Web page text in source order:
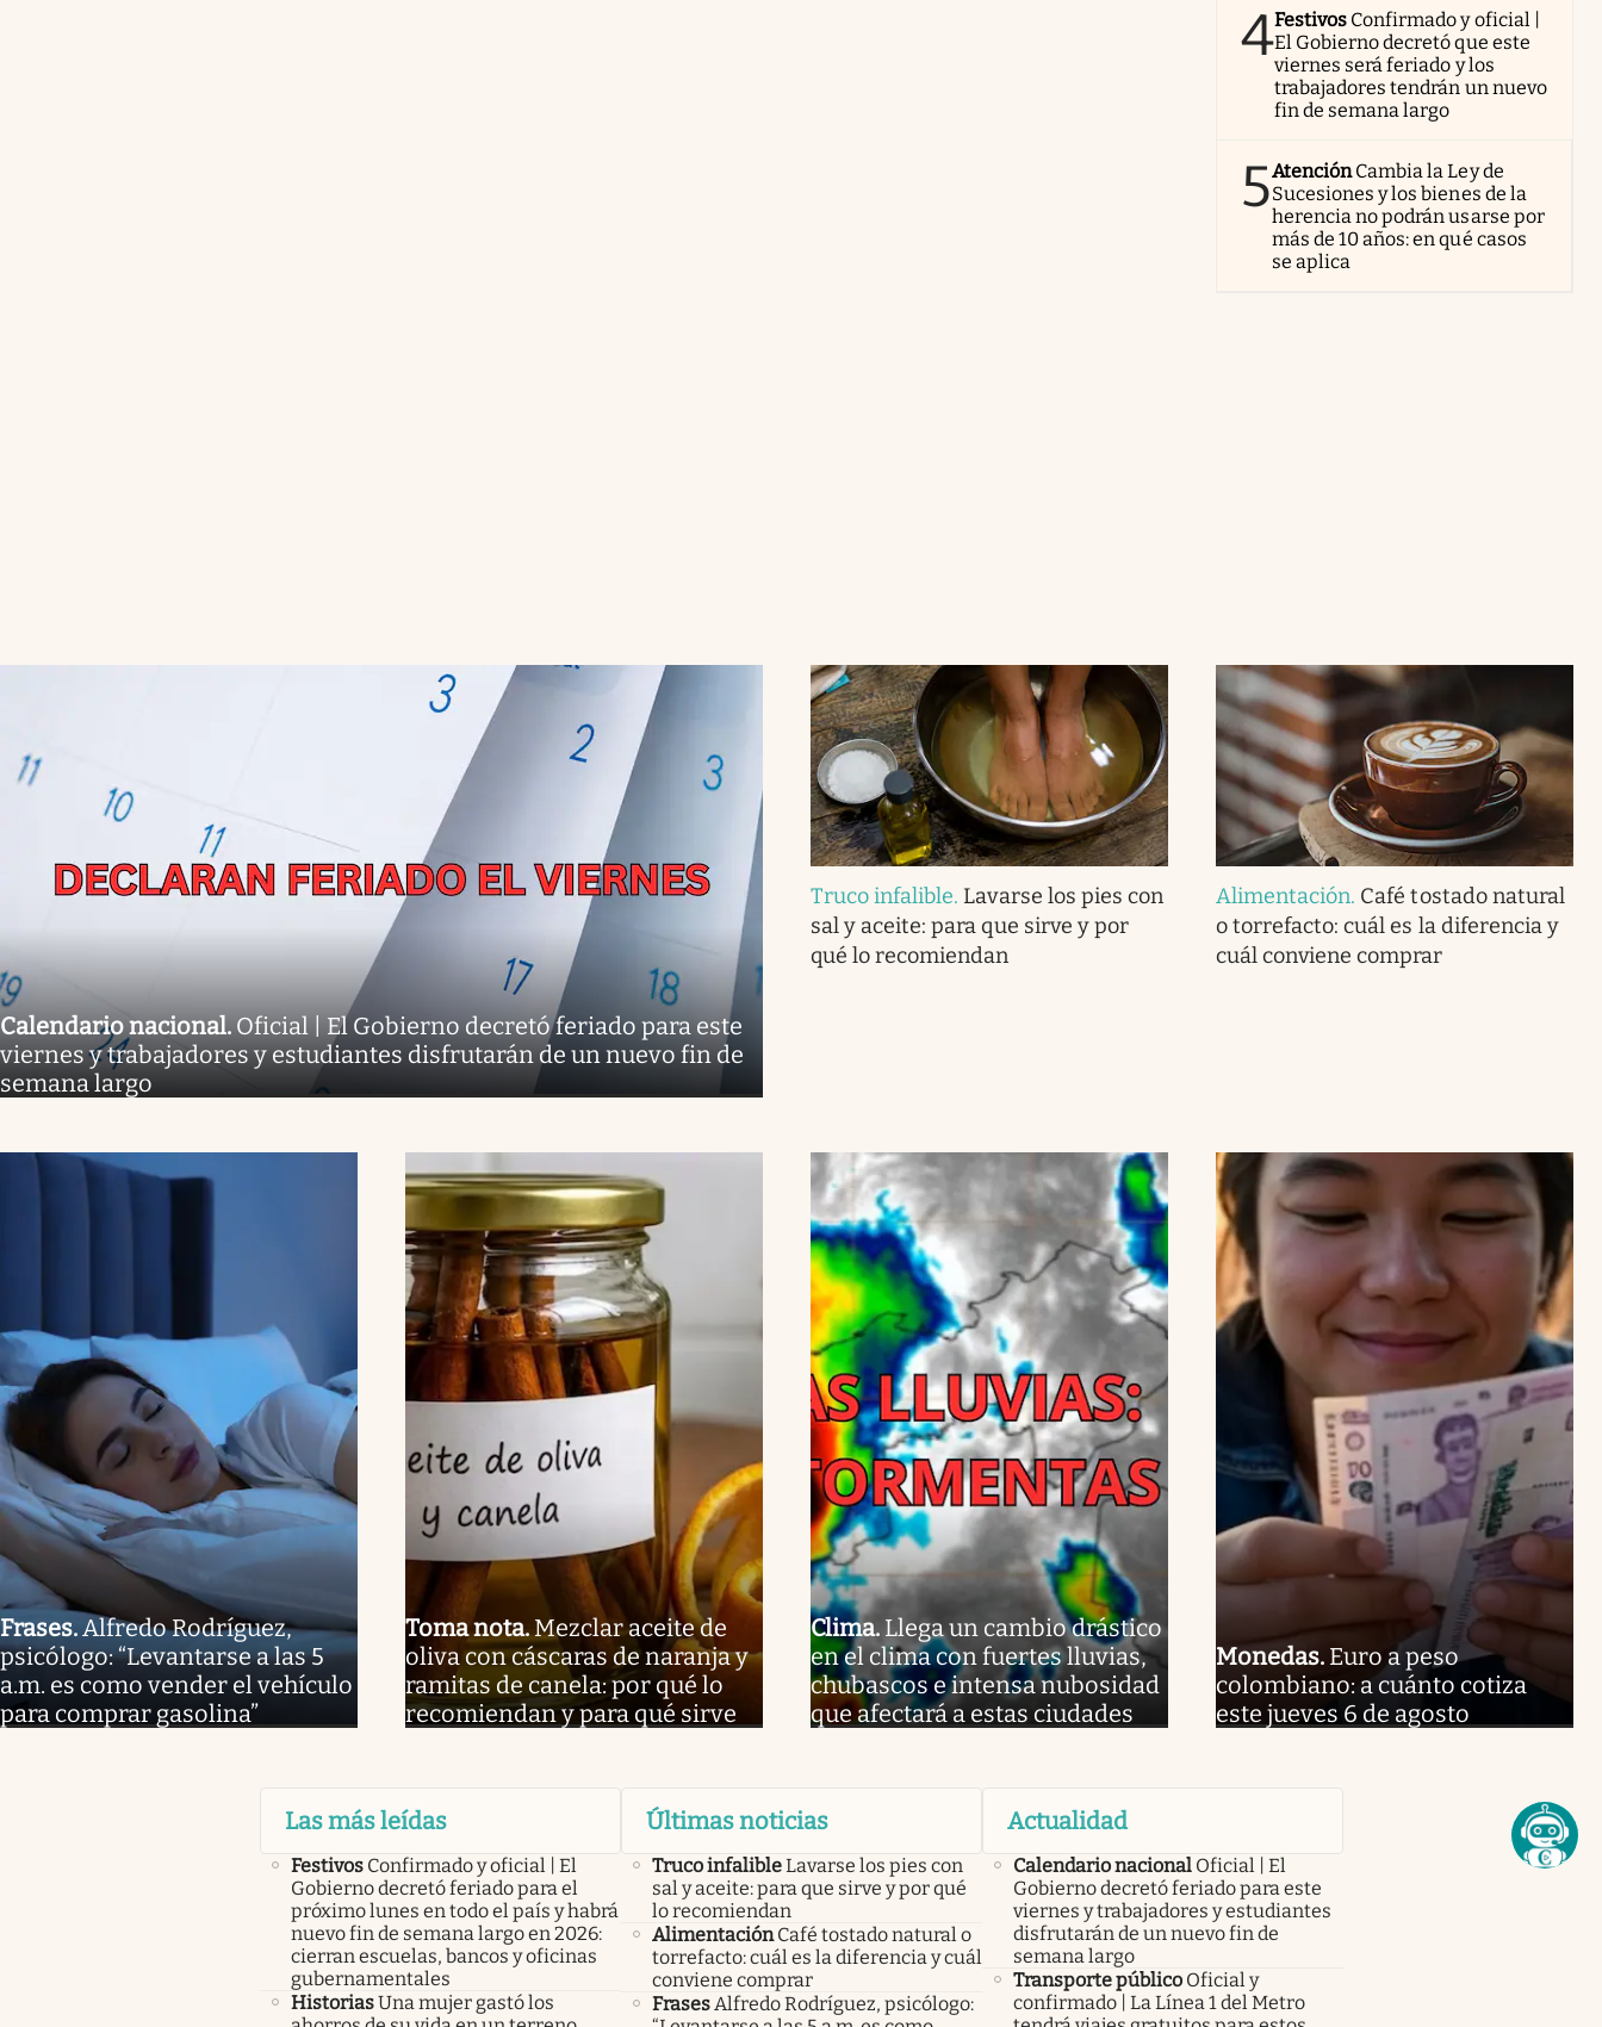
4Festivos Confirmado y oficial |
El Gobierno decretó que este
viernes será feriado y los
trabajadores tendrán un nuevo
fin de semana largo
5AtenciónCambia la Ley de
Sucesiones y los bienes de la
herencia no podrán usarse por
más de 10 años: en qué casos
se aplica
Calendario nacional. Oficial | El Gobierno decretó feriado para este
viernes y trabajadores y estudiantes disfrutarán de un nuevo fin de
semana largo
Truco infalible. Lavarse los pies con
sal y aceite: para que sirve y por
qué lo recomiendan
Alimentación. Café tostado natural
o torrefacto: cuál es la diferencia y
cuál conviene comprar
Frases.Alfredo Rodríguez,
psicólogo: “Levantarse a las 5
a.m. es como vender el vehículo
para comprar gasolina”
Toma nota.Mezclar aceite de
oliva con cáscaras de naranja y
ramitas de canela: por qué lo
recomiendan y para qué sirve
Clima. Llega un cambio drástico
en el clima con fuertes lluvias,
chubascos e intensa nubosidad
que afectará a estas ciudades
Monedas. Euro a peso
colombiano: a cuánto cotiza
este jueves 6 de agosto
Las más leídas
Festivos Confirmado y oficial | El
Gobierno decretó feriado para el
próximo lunes en todo el país y habrá
nuevo fin de semana largo en 2026:
cierran escuelas, bancos y oficinas
gubernamentales
HistoriasUna mujer gastó los
Últimas noticias
Truco infalibleLavarse los pies con
sal y aceite: para que sirve y por qué
lo recomiendan
Alimentación Café tostado natural o
torrefacto: cuál es la diferencia y cuál
conviene comprar
FrasesAlfredo Rodríguez, psicólogo:
Actualidad
Calendario nacional Oficial | El
Gobierno decretó feriado para este
viernes y trabajadores y estudiantes
disfrutarán de un nuevo fin de
semana largo
Transporte público Oficial y
confirmado | La Línea 1 del Metro